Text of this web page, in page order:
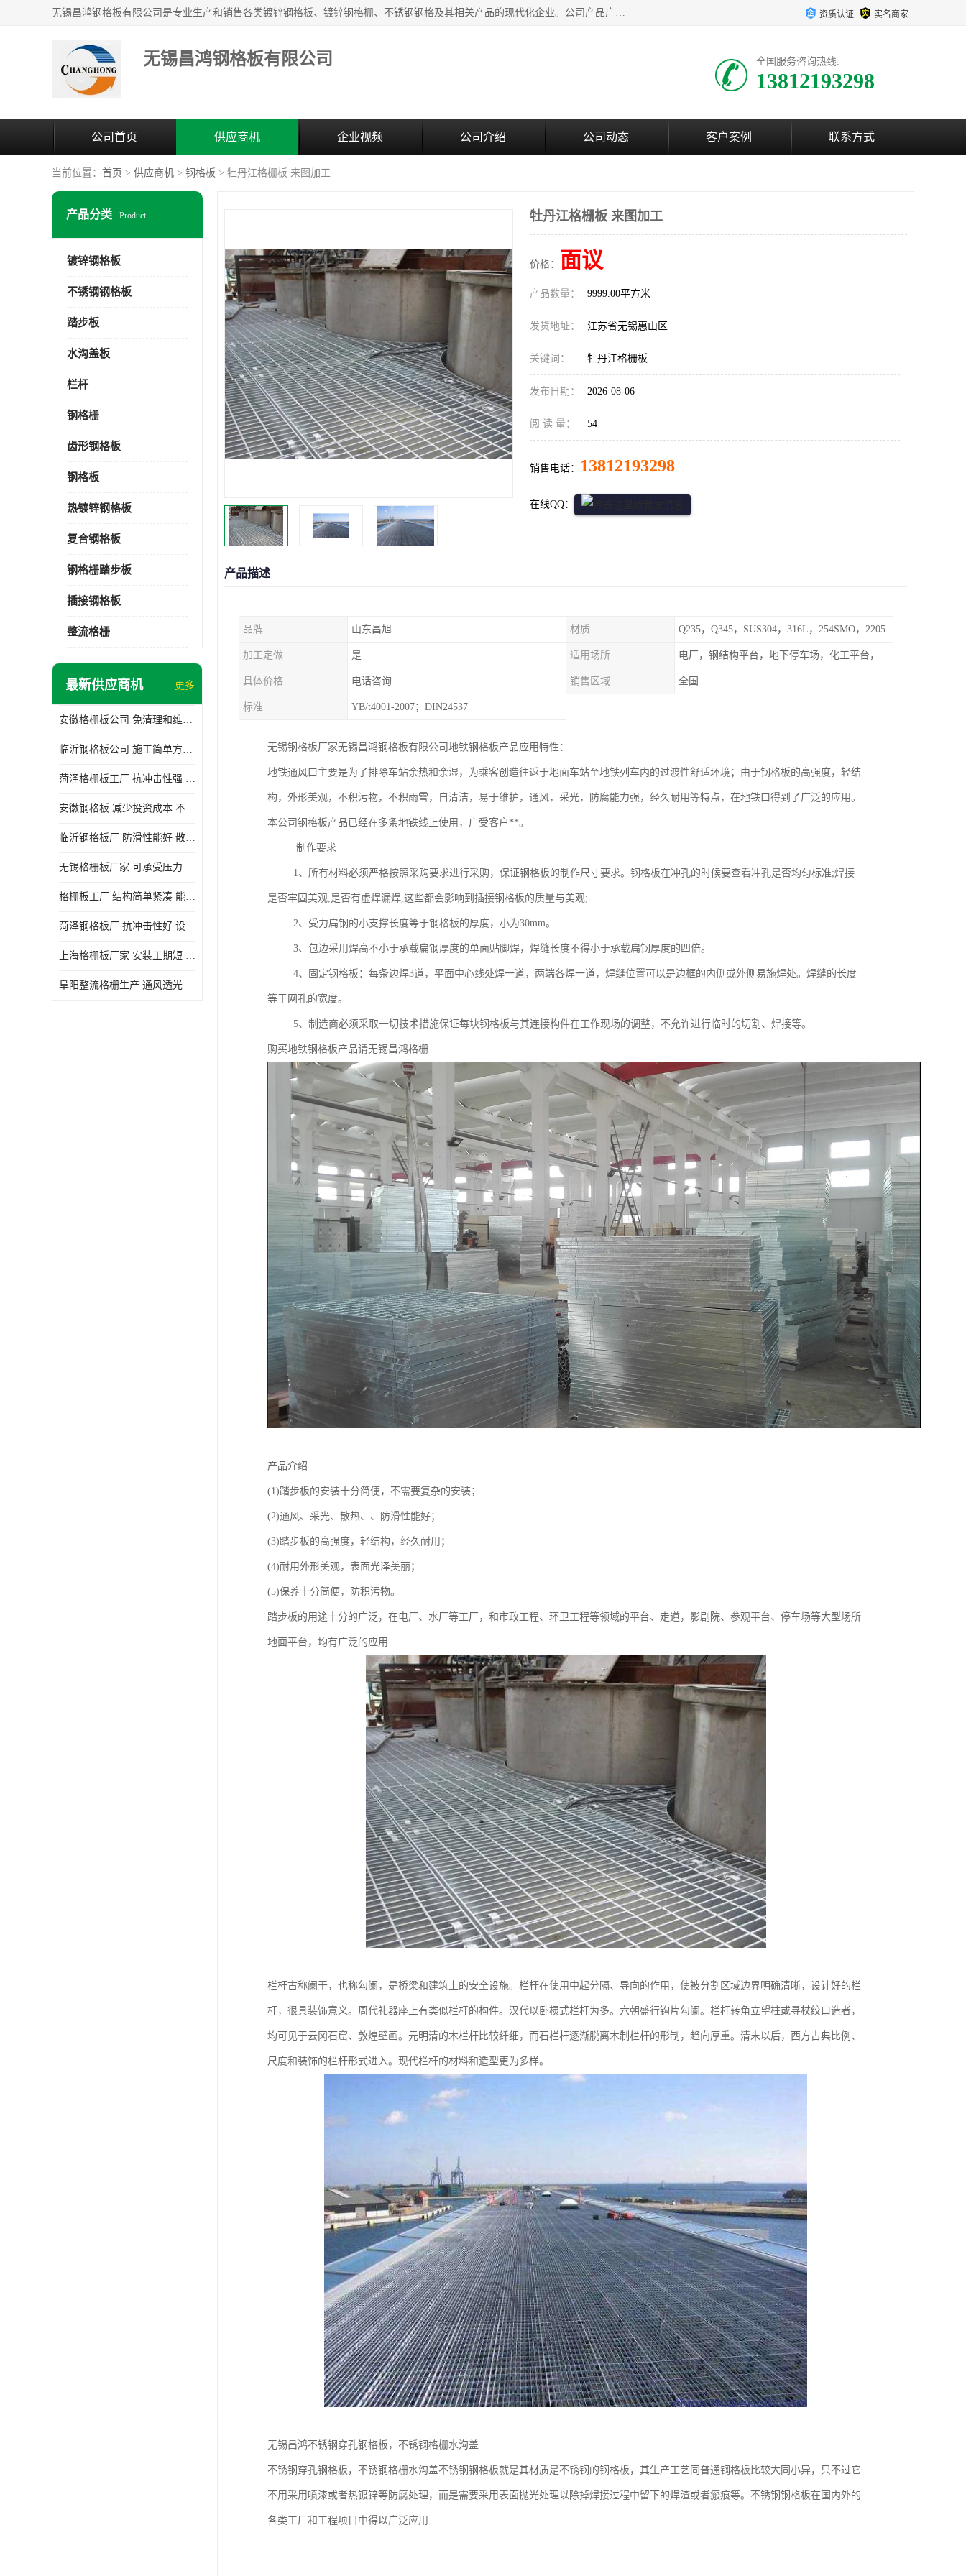
无锡昌鸿钢格板有限公司是专业生产和销售各类镀锌钢格板、镀锌钢格栅、不锈钢钢格及其相关产品的现代化企业。公司产品广泛运用于石油、化工、港口、电力、运输、造纸、医药、钢铁、食品、市政、房地产、制造业等各个领域。 资质认证 实名商家
无锡昌鸿钢格板有限公司 全国服务咨询热线:
13812193298
公司首页 供应商机 企业视频 公司介绍 公司动态 客户案例 联系方式
当前位置： 首页 > 供应商机 > 钢格板 > 牡丹江格栅板 来图加工
产品分类 Product
镀锌钢格板
不锈钢钢格板
踏步板
水沟盖板
栏杆
钢格栅
齿形钢格板
钢格板
热镀锌钢格板
复合钢格板
钢格栅踏步板
插接钢格板
整流格栅
最新供应商机 更多
安徽格栅板公司 免清理和维护 安装需要人工少
临沂钢格板公司 施工简单方便 通风好 减少风阻
菏泽格栅板工厂 抗冲击性强 安装需要人工少
安徽钢格板 减少投资成本 不用清洗和维护
临沂钢格板厂 防滑性能好 散热防爆效果好
无锡格栅板厂家 可承受压力强 安装需要人工少
格栅板工厂 结构简单紧凑 能减少风力破坏
菏泽钢格板厂 抗冲击性好 设计规范 通风透光
上海格栅板厂家 安装工期短 通风好 减少风阻
阜阳整流格栅生产 通风透光 免清理和维护
牡丹江格栅板 来图加工
价格： 面议
产品数量： 9999.00平方米
发货地址： 江苏省无锡惠山区
关键词： 牡丹江格栅板
发布日期： 2026-08-06
阅 读 量： 54
销售电话： 13812193298
在线QQ：
产品描述
品牌 山东昌旭 材质 Q235，Q345，SUS304，316L，254SMO，2205
加工定做 是 适用场所 电厂，钢结构平台，地下停车场，化工平台，港口码头
具体价格 电话咨询 销售区域 全国
标准 YB/t4001-2007；DIN24537
无锡钢格板厂家无锡昌鸿钢格板有限公司地铁钢格板产品应用特性：
地铁通风口主要是为了排除车站余热和余湿，为乘客创造往返于地面车站至地铁列车内的过渡性舒适环境；由于钢格板的高强度，轻结
构，外形美观，不积污物，不积雨雪，自清洁，易于维护，通风，采光，防腐能力强，经久耐用等特点，在地铁口得到了广泛的应用。
本公司钢格板产品已经在多条地铁线上使用，广受客户**。
制作要求
1、所有材料必须严格按照采购要求进行采购，保证钢格板的制作尺寸要求。钢格板在冲孔的时候要查看冲孔是否均匀标准;焊接
是否牢固美观,是否有虚焊漏焊,这些都会影响到插接钢格板的质量与美观;
2、受力扁钢的小支撑长度等于钢格板的厚度，小为30mm。
3、包边采用焊高不小于承载扁钢厚度的单面贴脚焊，焊缝长度不得小于承载扁钢厚度的四倍。
4、固定钢格板：每条边焊3道，平面中心线处焊一道，两端各焊一道，焊缝位置可以是边框的内侧或外侧易施焊处。焊缝的长度
等于网孔的宽度。
5、制造商必须采取一切技术措施保证每块钢格板与其连接构件在工作现场的调整，不允许进行临时的切割、焊接等。
购买地铁钢格板产品请无锡昌鸿格栅
产品介绍
(1)踏步板的安装十分简便，不需要复杂的安装；
(2)通风、采光、散热、、防滑性能好；
(3)踏步板的高强度，轻结构，经久耐用；
(4)耐用外形美观，表面光泽美丽；
(5)保养十分简便，防积污物。
踏步板的用途十分的广泛，在电厂、水厂等工厂，和市政工程、环卫工程等领域的平台、走道，影剧院、参观平台、停车场等大型场所
地面平台，均有广泛的应用
栏杆古称阑干，也称勾阑，是桥梁和建筑上的安全设施。栏杆在使用中起分隔、导向的作用，使被分割区域边界明确清晰，设计好的栏
杆，很具装饰意义。周代礼器座上有类似栏杆的构件。汉代以卧棂式栏杆为多。六朝盛行钩片勾阑。栏杆转角立望柱或寻杖绞口造者，
均可见于云冈石窟、敦煌壁画。元明清的木栏杆比较纤细，而石栏杆逐渐脱离木制栏杆的形制，趋向厚重。清末以后，西方古典比例、
尺度和装饰的栏杆形式进入。现代栏杆的材料和造型更为多样。
无锡昌鸿不锈钢穿孔钢格板，不锈钢格栅水沟盖
不锈钢穿孔钢格板，不锈钢格栅水沟盖不锈钢钢格板就是其材质是不锈钢的钢格板，其生产工艺同普通钢格板比较大同小异，只不过它
不用采用喷漆或者热镀锌等防腐处理，而是需要采用表面抛光处理以除掉焊接过程中留下的焊渣或者瘢痕等。不锈钢钢格板在国内外的
各类工厂和工程项目中得以广泛应用